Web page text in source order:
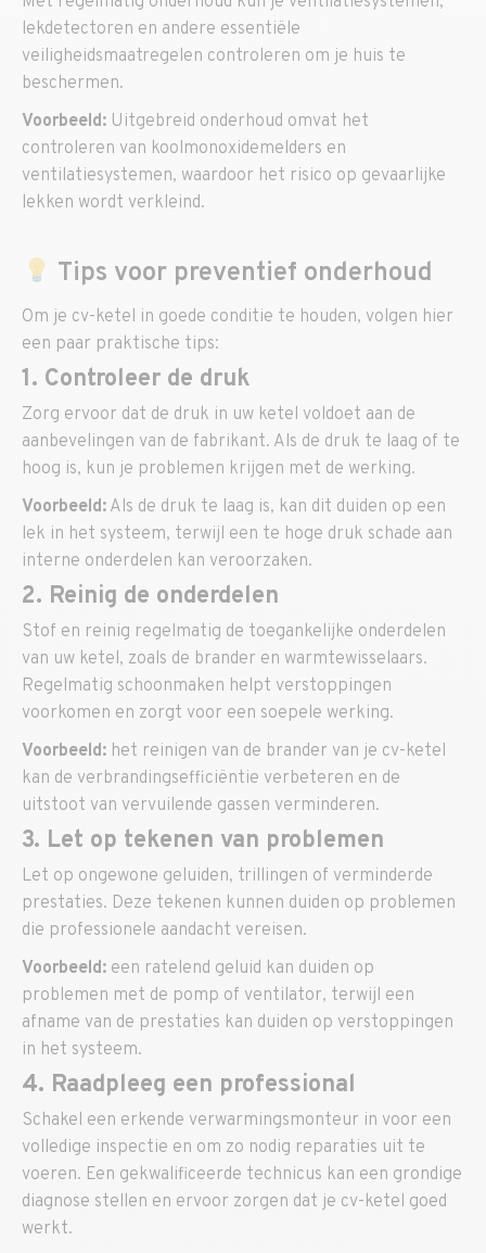
lekdetectoren en andere essentiële
veiligheidsmaatregelen controleren om je huis te
beschermen.
Voorbeeld: Uitgebreid onderhoud omvat het
controleren van koolmonoxidemelders en
ventilatiesystemen, waardoor het risico op gevaarlijke
lekken wordt verkleind.
Tips voor preventief onderhoud
Om je cv-ketel in goede conditie te houden, volgen hier
een paar praktische tips:
1. Controleer de druk
Zorg ervoor dat de druk in uw ketel voldoet aan de
aanbevelingen van de fabrikant. Als de druk te laag of te
hoog is, kun je problemen krijgen met de werking.
Voorbeeld: Als de druk te laag is, kan dit duiden op een
lek in het systeem, terwijl een te hoge druk schade aan
interne onderdelen kan veroorzaken.
2. Reinig de onderdelen
Stof en reinig regelmatig de toegankelijke onderdelen
van uw ketel, zoals de brander en warmtewisselaars.
Regelmatig schoonmaken helpt verstoppingen
voorkomen en zorgt voor een soepele werking.
Voorbeeld: het reinigen van de brander van je cv-ketel
kan de verbrandingsefficiëntie verbeteren en de
uitstoot van vervuilende gassen verminderen.
3. Let op tekenen van problemen
Let op ongewone geluiden, trillingen of verminderde
prestaties. Deze tekenen kunnen duiden op problemen
die professionele aandacht vereisen.
Voorbeeld: een ratelend geluid kan duiden op
problemen met de pomp of ventilator, terwijl een
afname van de prestaties kan duiden op verstoppingen
in het systeem.
4. Raadpleeg een professional
Schakel een erkende verwarmingsmonteur in voor een
volledige inspectie en om zo nodig reparaties uit te
voeren. Een gekwalificeerde technicus kan een grondige
diagnose stellen en ervoor zorgen dat je cv-ketel goed
werkt.